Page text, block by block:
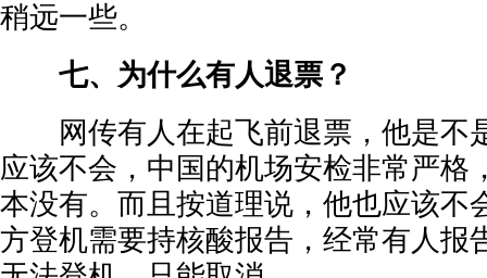
稍远一些。
七、为什么有人退票？
网传有人在起飞前退票，他是不
应该不会，中国的机场安检非常严格
本没有。而且按道理说，他也应该不
方登机需要持核酸报告，经常有人报